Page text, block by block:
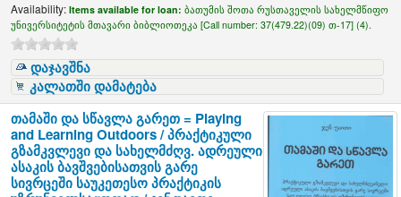
Availability:Items available for loan:ბათუმის შოთა რუსთაველის სახელმწიფო
უნივერსიტეტის მთავარი ბიბლიოთეკა [Call number:37(479.22)(09) თ-17] (4).
დაჯავშნა
კალათში დამატება
თამაში და სწავლა გარეთ = Playing
and Learning Outdoors / პრაქტიკული
გზამკვლევი და სახელმძღვ. ადრეული
ასაკის ბავშვებისათვის გარე
სივრცეში საუკეთესო პრაქტიკის